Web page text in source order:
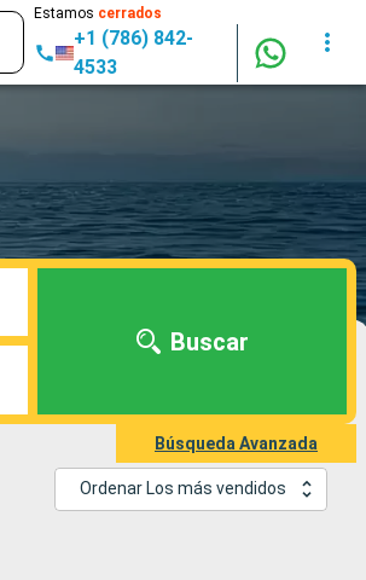
Estamos cerrados
+1 (786) 842-
4533
Buscar
Búsqueda Avanzada
Ordenar Los más vendidos